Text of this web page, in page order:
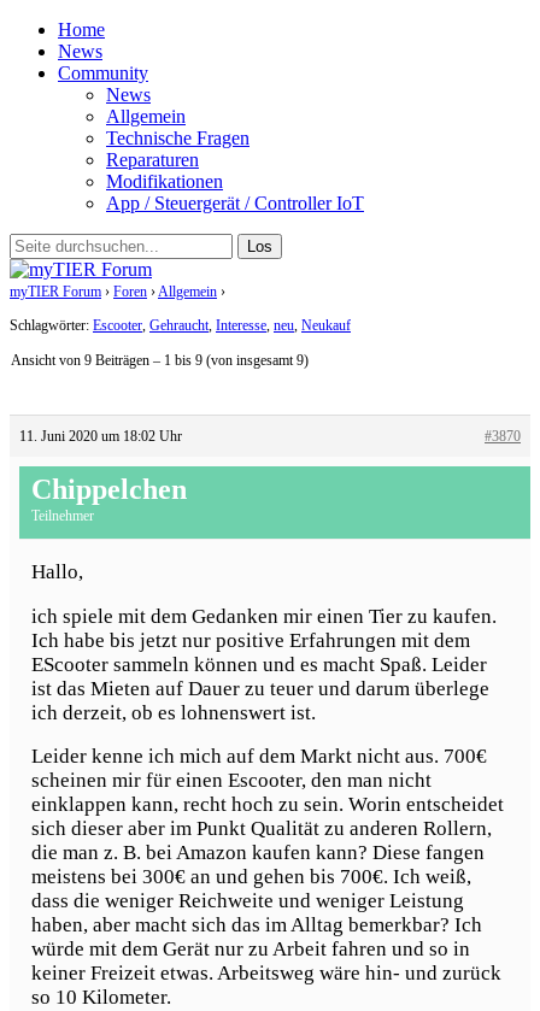
Home
News
Community
News
Allgemein
Technische Fragen
Reparaturen
Modifikationen
App / Steuergerät / Controller IoT
myTIER Forum › Foren ›Allgemein ›
Schlagwörter: Escooter, Gehraucht, Interesse, neu, Neukauf
Ansicht von 9 Beiträgen – 1 bis 9 (von insgesamt 9)
11. Juni 2020 um 18:02 Uhr #3870
Chippelchen
Teilnehmer
Hallo,
ich spiele mit dem Gedanken mir einen Tier zu kaufen.
Ich habe bis jetzt nur positive Erfahrungen mit dem
EScooter sammeln können und es macht Spaß. Leider
ist das Mieten auf Dauer zu teuer und darum überlege
ich derzeit, ob es lohnenswert ist.
Leider kenne ich mich auf dem Markt nicht aus. 700€
scheinen mir für einen Escooter, den man nicht
einklappen kann, recht hoch zu sein. Worin entscheidet
sich dieser aber im Punkt Qualität zu anderen Rollern,
die man z. B. bei Amazon kaufen kann? Diese fangen
meistens bei 300€ an und gehen bis 700€. Ich weiß,
dass die weniger Reichweite und weniger Leistung
haben, aber macht sich das im Alltag bemerkbar? Ich
würde mit dem Gerät nur zu Arbeit fahren und so in
keiner Freizeit etwas. Arbeitsweg wäre hin- und zurück
so 10 Kilometer.